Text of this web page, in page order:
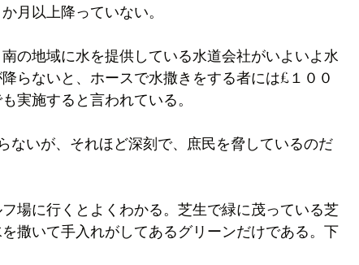
月以上降っていない。
の地域に水を提供している水道会社がいよいよ水
らないと、ホースで水撒きをする者には£１００
実施すると言われている。
ないが、それほど深刻で、庶民を脅しているのだ
場に行くとよくわかる。芝生で緑に茂っている芝
撒いて手入れがしてあるグリーンだけである。下